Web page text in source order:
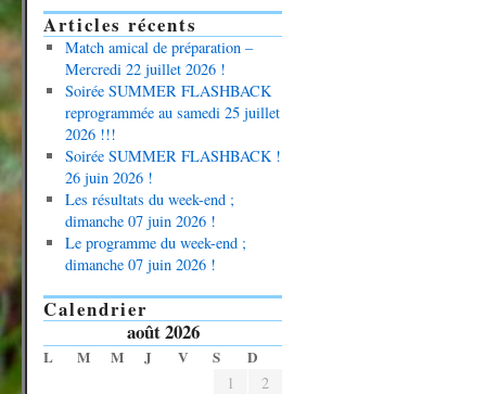
Articles récents
Match amical de préparation –
Mercredi 22 juillet 2026 !
Soirée SUMMER FLASHBACK
reprogrammée au samedi 25 juillet
2026 !!!
Soirée SUMMER FLASHBACK !
26 juin 2026 !
Les résultats du week-end ;
dimanche 07 juin 2026 !
Le programme du week-end ;
dimanche 07 juin 2026 !
Calendrier
août 2026
L M M J V S D
1
2